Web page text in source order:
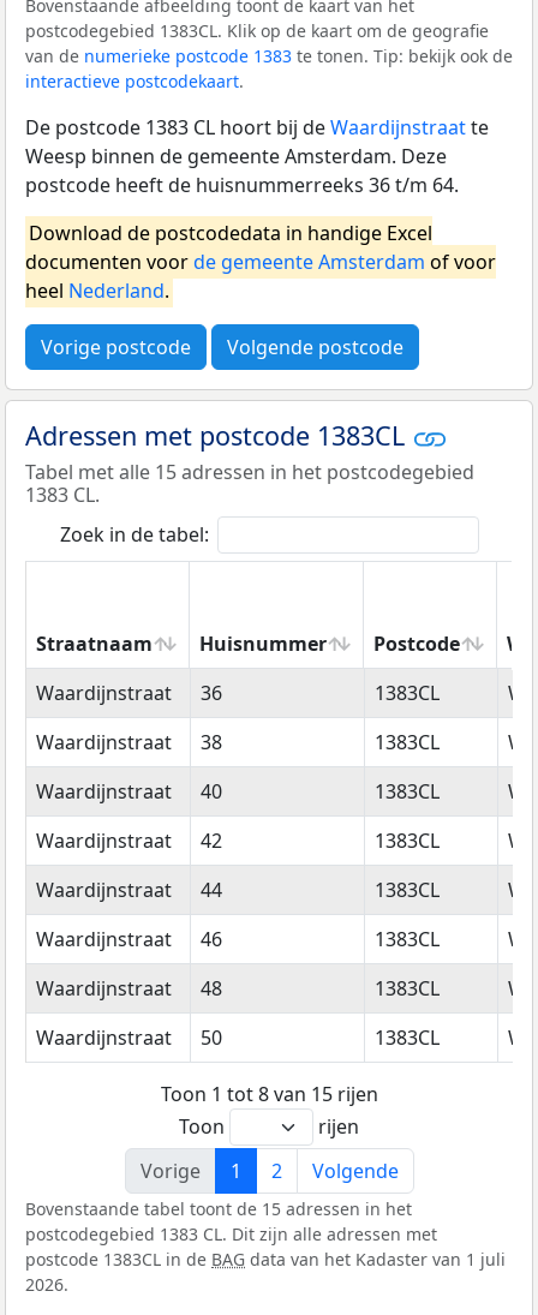
Bovenstaande afbeelding toont de kaart van het
postcodegebied 1383CL. Klik op de kaart om de geografie
van de numerieke postcode 1383 te tonen. Tip: bekijk ook de
interactieve postcodekaart.
De postcode 1383 CL hoort bij deWaardijnstraatte
Weesp binnen de gemeente Amsterdam. Deze
postcode heeft de huisnummerreeks 36 t/m 64.
Download de postcodedata in handige Excel
documenten voorde gemeente Amsterdam of voor
heel Nederland.
Vorige postcode Volgende postcode
Adressen met postcode 1383CL
Tabel met alle 15 adressen in het postcodegebied
1383 CL.
Zoek in de tabel:
Straatnaam Huisnummer Postcode
Straatnaam
Huisnummer Postcode
Waardijnstraat 36 1383CL
Waardijnstraat
38 1383CL
Waardijnstraat
40 1383CL
Waardijnstraat
42 1383CL
Waardijnstraat
44 1383CL
Waardijnstraat
46 1383CL
Waardijnstraat
48 1383CL
Waardijnstraat
50 1383CL
Toon 1 tot 8 van 15 rijen
Toon
rijen
Vorige
1 2 Volgende
Bovenstaande tabel toont de 15 adressen in het
postcodegebied 1383 CL. Dit zijn alle adressen met
postcode 1383CL in de BAG data van het Kadaster van 1 juli
2026.